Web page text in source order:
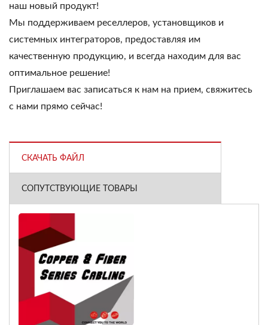
наш новый продукт!
Мы поддерживаем реселлеров, установщиков и
системных интеграторов, предоставляя им
качественную продукцию, и всегда находим для вас
оптимальное решение!
Приглашаем вас записаться к нам на прием, свяжитесь
с нами прямо сейчас!
СКАЧАТЬ ФАЙЛ
СОПУТСТВУЮЩИЕ ТОВАРЫ